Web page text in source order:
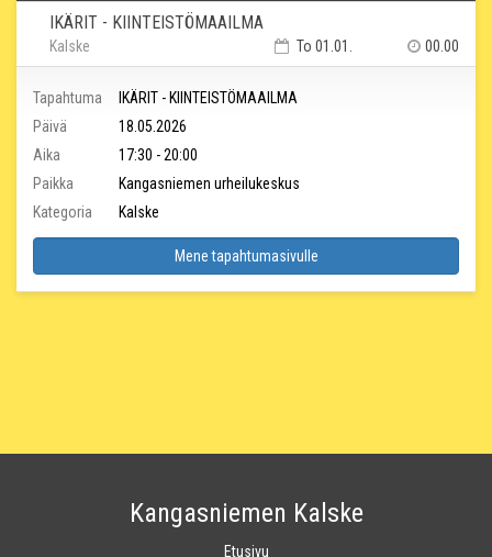
IKÄRIT - KIINTEISTÖMAAILMA
Kalske 00.00
To 01.01.
Tapahtuma
IKÄRIT - KIINTEISTÖMAAILMA
Päivä
18.05.2026
Aika
17:30 - 20:00
Paikka
Kangasniemen urheilukeskus
Kategoria
Kalske
Mene tapahtumasivulle
Kangasniemen Kalske
Etusivu